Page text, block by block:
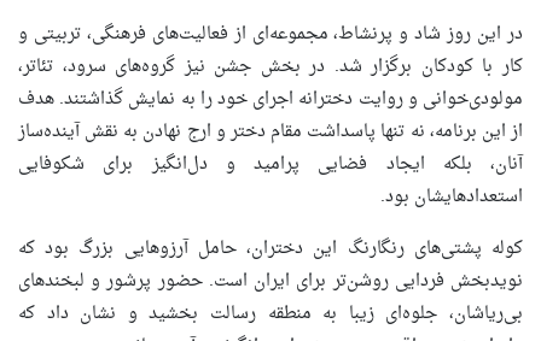
در این روز شاد و پرنشاط، مجموعه‌ای از فعالیت‌های فرهنگی، تربیتی و
کار با کودکان برگزار شد. در بخش جشن نیز گروه‌های سرود، تئاتر،
مولودی‌خوانی و روایت دخترانه اجرای خود را به نمایش گذاشتند. هدف
از این برنامه، نه تنها پاسداشت مقام دختر و ارج نهادن به نقش آینده‌ساز
آنان، بلکه ایجاد فضایی پرامید و دل‌انگیز برای شکوفایی
استعدادهایشان بود.
کوله پشتی‌های رنگارنگ این دختران، حامل آرزوهایی بزرگ بود که
نویدبخش فردایی روشن‌تر برای ایران است. حضور پرشور و لبخندهای
بی‌ریاشان، جلوه‌ای زیبا به منطقه رسالت بخشید و نشان داد که